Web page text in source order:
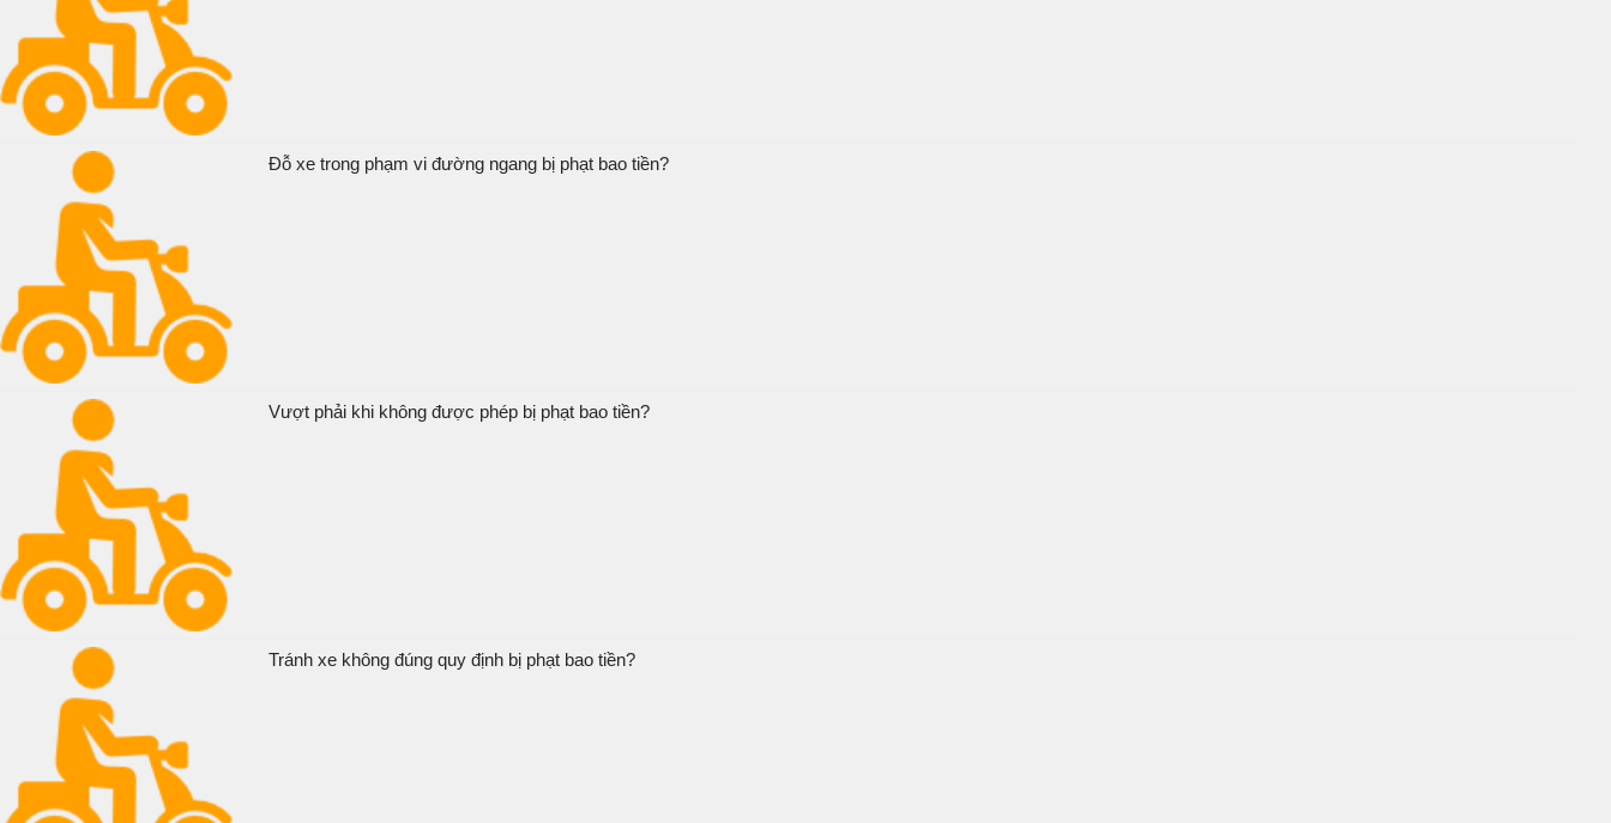
Đỗ xe trong phạm vi đường ngang bị phạt bao tiền?
Vượt phải khi không được phép bị phạt bao tiền?
Tránh xe không đúng quy định bị phạt bao tiền?